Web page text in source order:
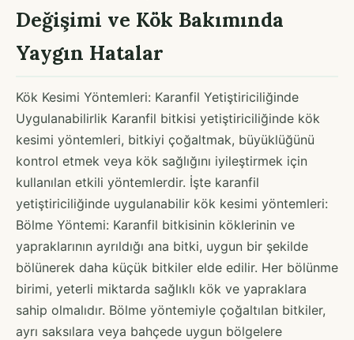
Değişimi ve Kök Bakımında
Yaygın Hatalar
Kök Kesimi Yöntemleri: Karanfil Yetiştiriciliğinde
Uygulanabilirlik Karanfil bitkisi yetiştiriciliğinde kök
kesimi yöntemleri, bitkiyi çoğaltmak, büyüklüğünü
kontrol etmek veya kök sağlığını iyileştirmek için
kullanılan etkili yöntemlerdir. İşte karanfil
yetiştiriciliğinde uygulanabilir kök kesimi yöntemleri:
Bölme Yöntemi: Karanfil bitkisinin köklerinin ve
yapraklarının ayrıldığı ana bitki, uygun bir şekilde
bölünerek daha küçük bitkiler elde edilir. Her bölünme
birimi, yeterli miktarda sağlıklı kök ve yapraklara
sahip olmalıdır. Bölme yöntemiyle çoğaltılan bitkiler,
ayrı saksılara veya bahçede uygun bölgelere